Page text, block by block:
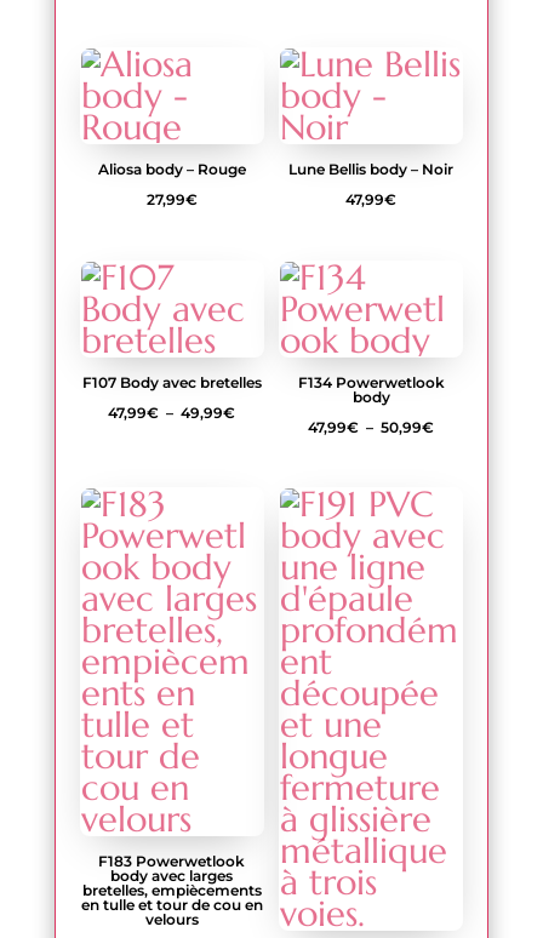
42,99€
44,99€
prix :
41,99€
44,99€
Aliosa body – Rouge
27,99€
Lune Bellis body – Noir
47,99€
F107 Body avec bretelles
47,99€ – 49,99€Plage
47,99€
à
49,99€
F134 Powerwetlook
body
47,99€ – 50,99€Plage
à
F183 Powerwetlook
body avec larges
bretelles, empiècements
en tulle et tour de cou en
velours